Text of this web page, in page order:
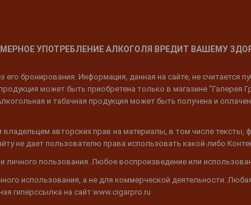
УПОТРЕБЛЕНИЕ АЛКОГОЛЯ ВРЕДИТ ВАШЕМУ
бронирования. Информация, данная на сайте, не считается
может быть приобретена только в магазине "Галерея
и табачная продукция может быть получена и
авторских прав на материалы, в том числе
не дает пользователю права использовать какой-либо
пользования. Любое воспроизведение или
использования, а не для коммерческой деятельности.
гиперссылка на сайт www.cigarpro.ru